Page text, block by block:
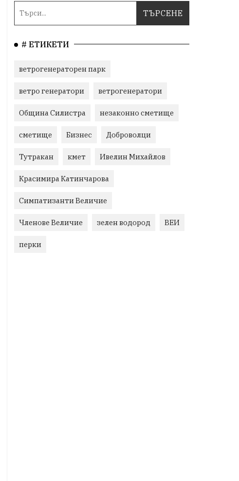
# ЕТИКЕТИ
ветрогенераторен парк
ветро генератори ветрогенератори
Община Силистра незаконно сметище
сметище Бизнес Доброволци
Тутракан кмет Ивелин Михайлов
Красимира Катинчарова
Симпатизанти Величие
Членове Величие зелен водород ВЕИ
перки